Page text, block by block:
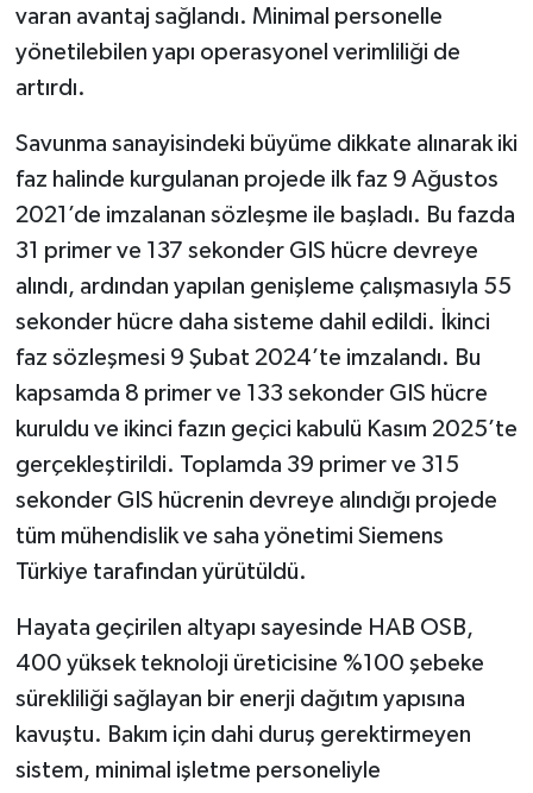
varan avantaj sağlandı. Minimal personelle
yönetilebilen yapı operasyonel verimliliği de
artırdı.
Savunma sanayisindeki büyüme dikkate alınarak iki
faz halinde kurgulanan projede ilk faz 9 Ağustos
2021’de imzalanan sözleşme ile başladı. Bu fazda
31 primer ve 137 sekonder GIS hücre devreye
alındı, ardından yapılan genişleme çalışmasıyla 55
sekonder hücre daha sisteme dahil edildi. İkinci
faz sözleşmesi 9 Şubat 2024’te imzalandı. Bu
kapsamda 8 primer ve 133 sekonder GIS hücre
kuruldu ve ikinci fazın geçici kabulü Kasım 2025’te
gerçekleştirildi. Toplamda 39 primer ve 315
sekonder GIS hücrenin devreye alındığı projede
tüm mühendislik ve saha yönetimi Siemens
Türkiye tarafından yürütüldü.
Hayata geçirilen altyapı sayesinde HAB OSB,
400 yüksek teknoloji üreticisine %100 şebeke
sürekliliği sağlayan bir enerji dağıtım yapısına
kavuştu. Bakım için dahi duruş gerektirmeyen
sistem, minimal işletme personeliyle